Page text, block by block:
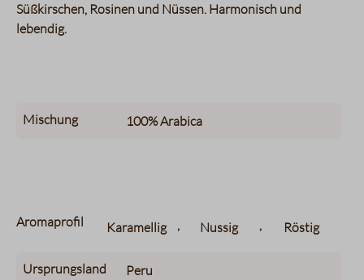
Süßkirschen, Rosinen und Nüssen. Harmonisch und
lebendig.
Mischung 100%Arabica
Aromaprofil Karamellig , Nussig , Röstig
Ursprungsland Peru